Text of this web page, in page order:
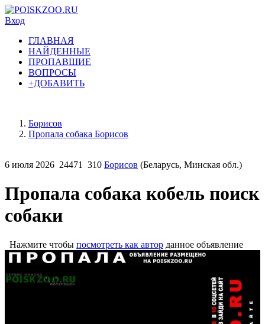
Вход
ГЛАВНАЯ
НАЙДЕННЫЕ
ПРОПАВШИЕ
ВОПРОСЫ
+ДОБАВИТЬ
Борисов
Пропала собака Борисов
6 июля 2026 24471 310 Борисов (Беларусь, Минская обл.)
Пропала собака кобель поиск
собаки
Нажмите чтобы посмотреть как автор данное объявление